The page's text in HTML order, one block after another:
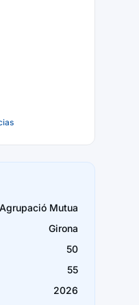
Agrupació Mutua
Girona
50
55
2026